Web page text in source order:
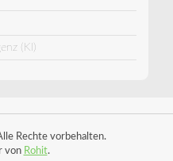
(KI)
Rechte vorbehalten.
von Rohit.